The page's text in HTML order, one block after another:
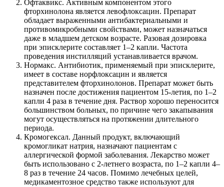
Офтаквикс. Активным компонентом этого
фторхинолона является левофлоксацин. Препарат
обладает выраженными антибактериальными и
противомикробными свойствами, может назначаться
даже в младшем детском возрасте. Разовая дозировка
при эписклерите составляет 1–2 капли. Частота
проведения инстилляций устанавливается врачом.
Нормакс. Антибиотик, применяемый при эписклерите,
имеет в составе норфлоксацин и является
представителем фторхинолонов. Препарат может быть
назначен после достижения пациентом 15-летия, по 1–2
капли 4 раза в течение дня. Раствор хорошо переносится
большинством больных, по причине чего закапывания
могут осуществляться на протяжении длительного
периода.
Кромогексал. Данный продукт, включающий
кромогликат натрия, назначают пациентам с
аллергической формой заболевания. Лекарство может
быть использовано с 2-летнего возраста, по 1–2 капли 4–
8 раз в течение 24 часов. Помимо лечебных целей,
медикаментозное средство также используют для